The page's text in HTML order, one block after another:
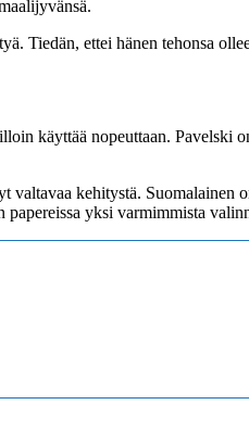
Tiedän, ettei hänen tehonsa
käyttää nopeuttaan.
kehitystä.
yksi varmimmista